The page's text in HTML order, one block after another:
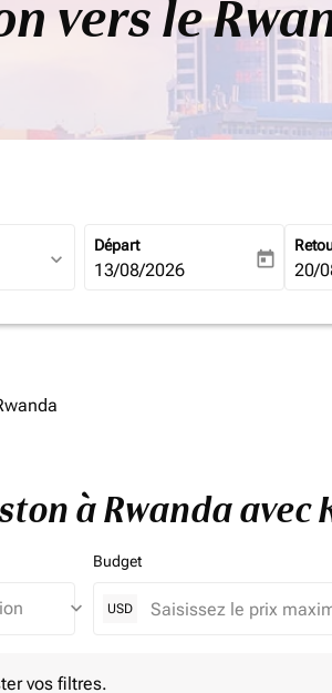
vers le
expand_more
Départ
fc-booking-departure-date-
13/08/2026 today fc-
20/
à Rwanda avec
keyboard_arrow_down
Budget
USD
vos filtres.